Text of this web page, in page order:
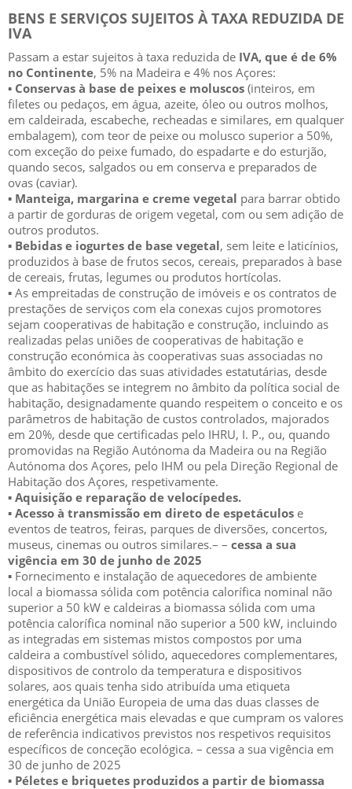
BENS E SERVIÇOS SUJEITOS À TAXA REDUZIDA DE
IVA
Passam a estar sujeitos à taxa reduzida de IVA, que é de 6%
no Continente, 5% na Madeira e 4% nos Açores:
▪ Conservas à base de peixes e moluscos (inteiros, em
filetes ou pedaços, em água, azeite, óleo ou outros molhos,
em caldeirada, escabeche, recheadas e similares, em qualquer
embalagem), com teor de peixe ou molusco superior a 50%,
com exceção do peixe fumado, do espadarte e do esturjão,
quando secos, salgados ou em conserva e preparados de
ovas (caviar).
▪ Manteiga, margarina e creme vegetal para barrar obtido
a partir de gorduras de origem vegetal, com ou sem adição de
outros produtos.
▪ Bebidas e iogurtes de base vegetal, sem leite e laticínios,
produzidos à base de frutos secos, cereais, preparados à base
de cereais, frutas, legumes ou produtos hortícolas.
▪ As empreitadas de construção de imóveis e os contratos de
prestações de serviços com ela conexas cujos promotores
sejam cooperativas de habitação e construção, incluindo as
realizadas pelas uniões de cooperativas de habitação e
construção económica às cooperativas suas associadas no
âmbito do exercício das suas atividades estatutárias, desde
que as habitações se integrem no âmbito da política social de
habitação, designadamente quando respeitem o conceito e os
parâmetros de habitação de custos controlados, majorados
em 20%, desde que certificadas pelo IHRU, I. P., ou, quando
promovidas na Região Autónoma da Madeira ou na Região
Autónoma dos Açores, pelo IHM ou pela Direção Regional de
Habitação dos Açores, respetivamente.
▪ Aquisição e reparação de velocípedes.
▪ Acesso à transmissão em direto de espetáculos e
eventos de teatros, feiras, parques de diversões, concertos,
museus, cinemas ou outros similares.– – cessa a sua
vigência em 30 de junho de 2025
▪ Fornecimento e instalação de aquecedores de ambiente
local a biomassa sólida com potência calorífica nominal não
superior a 50 kW e caldeiras a biomassa sólida com uma
potência calorífica nominal não superior a 500 kW, incluindo
as integradas em sistemas mistos compostos por uma
caldeira a combustível sólido, aquecedores complementares,
dispositivos de controlo da temperatura e dispositivos
solares, aos quais tenha sido atribuída uma etiqueta
energética da União Europeia de uma das duas classes de
eficiência energética mais elevadas e que cumpram os valores
de referência indicativos previstos nos respetivos requisitos
específicos de conceção ecológica. – cessa a sua vigência em
30 de junho de 2025
▪ Péletes e briquetes produzidos a partir de biomassa